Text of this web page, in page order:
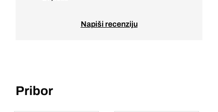
Napiši recenziju
Pribor